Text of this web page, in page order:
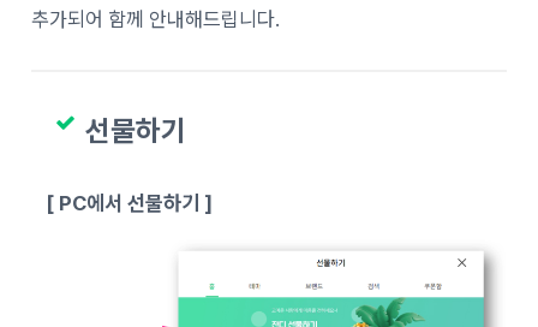
추가되어 함께 안내해드립니다.
선물하기
[ PC에서 선물하기 ]